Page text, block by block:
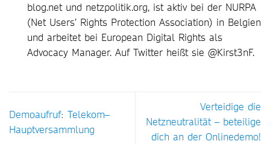
blog.net und netzpolitik.org, ist aktiv bei der NURPA
(Net Users’ Rights Protection Association) in Belgien
und arbeitet bei European Digital Rights als
Advocacy Manager. Auf Twitter heißt sie @Kirst3nF.
Demoaufruf: Telekom–
Hauptversammlung
Verteidige die
Netzneutralität – beteilige
dich an der Onlinedemo!